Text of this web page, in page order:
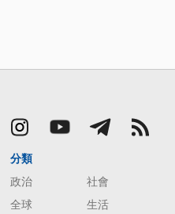
分類
政治
社會
全球
生活